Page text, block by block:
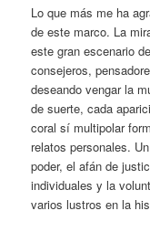
Lo que más me ha
de este marco. La
este gran escenario
consejeros,
deseando vengar la
de suerte, cada
coral sí multipolar
relatos personales.
poder, el afán de
individuales y la
varios lustros en la